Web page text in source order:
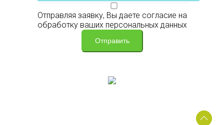
Отправляя заявку, Вы даете согласие на
обработку ваших персональных данных
Отправить